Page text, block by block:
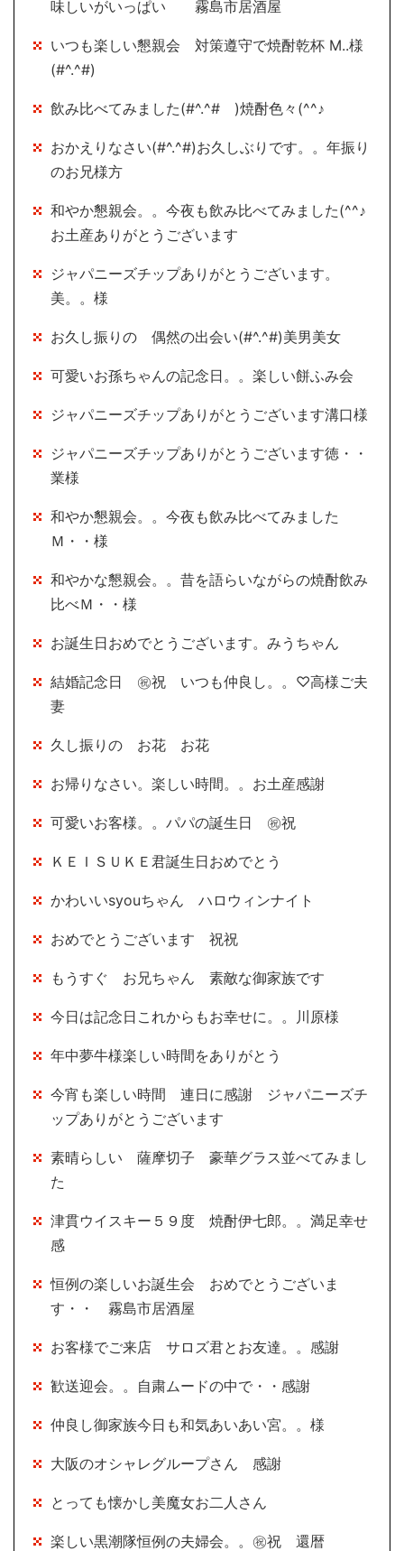
味しいがいっぱい 霧島市居酒屋
いつも楽しい懇親会 対策遵守で焼酎乾杯 M..様
(#^.^#)
飲み比べてみました(#^.^# )焼酎色々(^^♪
おかえりなさい(#^.^#)お久しぶりです。。年振り
のお兄様方
和やか懇親会。。今夜も飲み比べてみました(^^♪
お土産ありがとうございます
ジャパニーズチップありがとうございます。
美。。様
お久し振りの 偶然の出会い(#^.^#)美男美女
可愛いお孫ちゃんの記念日。。楽しい餅ふみ会
ジャパニーズチップありがとうございます溝口様
ジャパニーズチップありがとうございます徳・・
業様
和やか懇親会。。今夜も飲み比べてみました
Ｍ・・様
和やかな懇親会。。昔を語らいながらの焼酎飲み
比べＭ・・様
お誕生日おめでとうございます。みうちゃん
結婚記念日 ㊗祝 いつも仲良し。。♡高様ご夫
妻
久し振りの お花 お花
お帰りなさい。楽しい時間。。お土産感謝
可愛いお客様。。パパの誕生日 ㊗祝
ＫＥＩＳＵＫＥ君誕生日おめでとう
かわいいsyouちゃん ハロウィンナイト
おめでとうございます 祝祝
もうすぐ お兄ちゃん 素敵な御家族です
今日は記念日これからもお幸せに。。川原様
年中夢牛様楽しい時間をありがとう
今宵も楽しい時間 連日に感謝 ジャパニーズチ
ップありがとうございます
素晴らしい 薩摩切子 豪華グラス並べてみまし
た
津貫ウイスキー５９度 焼酎伊七郎。。満足幸せ
感
恒例の楽しいお誕生会 おめでとうございま
す・・ 霧島市居酒屋
お客様でご来店 サロズ君とお友達。。感謝
歓送迎会。。自粛ムードの中で・・感謝
仲良し御家族今日も和気あいあい宮。。様
大阪のオシャレグループさん 感謝
とっても懐かし美魔女お二人さん
楽しい黒潮隊恒例の夫婦会。。㊗祝 還暦